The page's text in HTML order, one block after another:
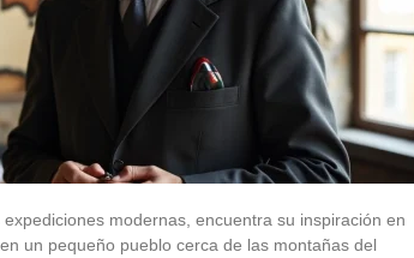
modernas, encuentra su inspiración en
un pequeño pueblo cerca de las montañas del